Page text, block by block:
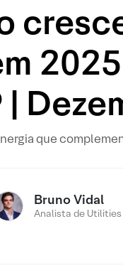
|
que
Bruno Vidal
Analista de Utilities